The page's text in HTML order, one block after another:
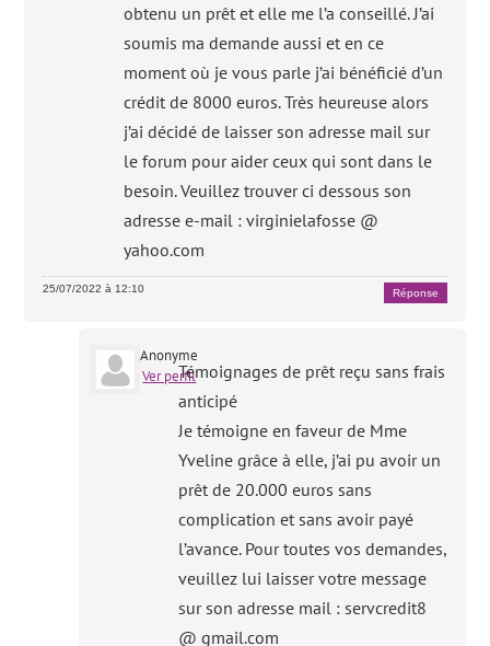
obtenu un prêt et elle me l’a conseillé. J’ai
soumis ma demande aussi et en ce
moment où je vous parle j’ai bénéficié d’un
crédit de 8000 euros. Très heureuse alors
j’ai décidé de laisser son adresse mail sur
le forum pour aider ceux qui sont dans le
besoin. Veuillez trouver ci dessous son
adresse e-mail : virginielafosse @
yahoo.com
25/07/2022 à 12:10 Réponse
Anonyme
Ver perfilTémoignages de prêt reçu sans frais
anticipé
Je témoigne en faveur de Mme
Yveline grâce à elle, j’ai pu avoir un
prêt de 20.000 euros sans
complication et sans avoir payé
l’avance. Pour toutes vos demandes,
veuillez lui laisser votre message
sur son adresse mail : servcredit8
@ gmail.com